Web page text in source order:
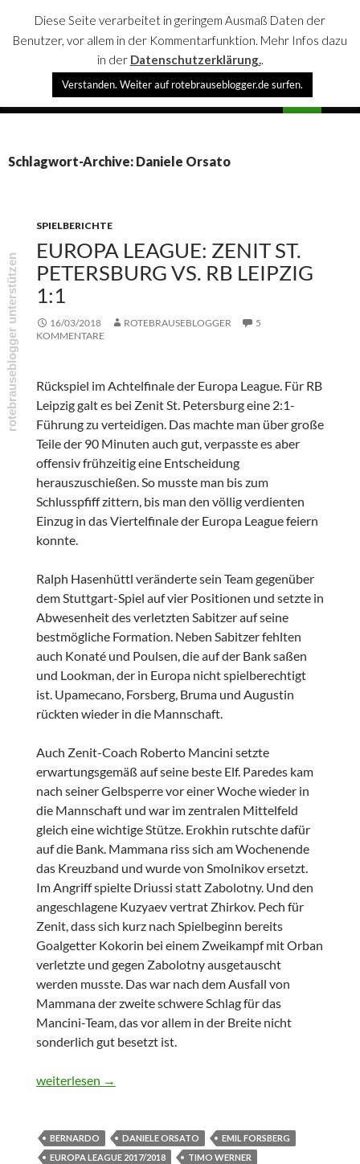
rotebrauseblogger
SPRINGE
Schlagwort-Archive: Daniele Orsato
SPIELBERICHTE
EUROPA LEAGUE: ZENIT ST.
PETERSBURG VS. RB LEIPZIG
1:1
16/03/2018 ROTEBRAUSEBLOGGER
5
KOMMENTARE
Rückspiel im Achtelfinale der Europa League. Für RB
Leipzig galt es bei Zenit St. Petersburg eine 2:1-
Führung zu verteidigen. Das machte man über große
Teile der 90 Minuten auch gut, verpasste es aber
offensiv frühzeitig eine Entscheidung
herauszuschießen. So musste man bis zum
Schlusspfiff zittern, bis man den völlig verdienten
Einzug in das Viertelfinale der Europa League feiern
konnte.
Ralph Hasenhüttl veränderte sein Team gegenüber
dem Stuttgart-Spiel auf vier Positionen und setzte in
Abwesenheit des verletzten Sabitzer auf seine
bestmögliche Formation. Neben Sabitzer fehlten
auch Konaté und Poulsen, die auf der Bank saßen
und Lookman, der in Europa nicht spielberechtigt
ist. Upamecano, Forsberg, Bruma und Augustin
rückten wieder in die Mannschaft.
Auch Zenit-Coach Roberto Mancini setzte
erwartungsgemäß auf seine beste Elf. Paredes kam
nach seiner Gelbsperre vor einer Woche wieder in
die Mannschaft und war im zentralen Mittelfeld
gleich eine wichtige Stütze. Erokhin rutschte dafür
auf die Bank. Mammana riss sich am Wochenende
das Kreuzband und wurde von Smolnikov ersetzt.
Im Angriff spielte Driussi statt Zabolotny. Und den
angeschlagene Kuzyaev vertrat Zhirkov. Pech für
Zenit, dass sich kurz nach Spielbeginn bereits
Goalgetter Kokorin bei einem Zweikampf mit Orban
verletzte und gegen Zabolotny ausgetauscht
werden musste. Das war nach dem Ausfall von
Mammana der zweite schwere Schlag für das
Mancini-Team, das vor allem in der Breite nicht
sonderlich gut besetzt ist.
Europa League: Zenit St. Petersburg vs. RB Leipzig 1:1
weiterlesen →
BERNARDO DANIELE ORSATO
EMIL FORSBERG
EUROPA LEAGUE 2017/2018
TIMO WERNER
Diese Seite verarbeitet in geringem Ausmaß Daten der
Benutzer, vor allem in der Kommentarfunktion. Mehr Infos dazu
in der Datenschutzerklärung..
Verstanden. Weiter auf rotebrauseblogger.de surfen.
rotebrauseblogger unterstützen